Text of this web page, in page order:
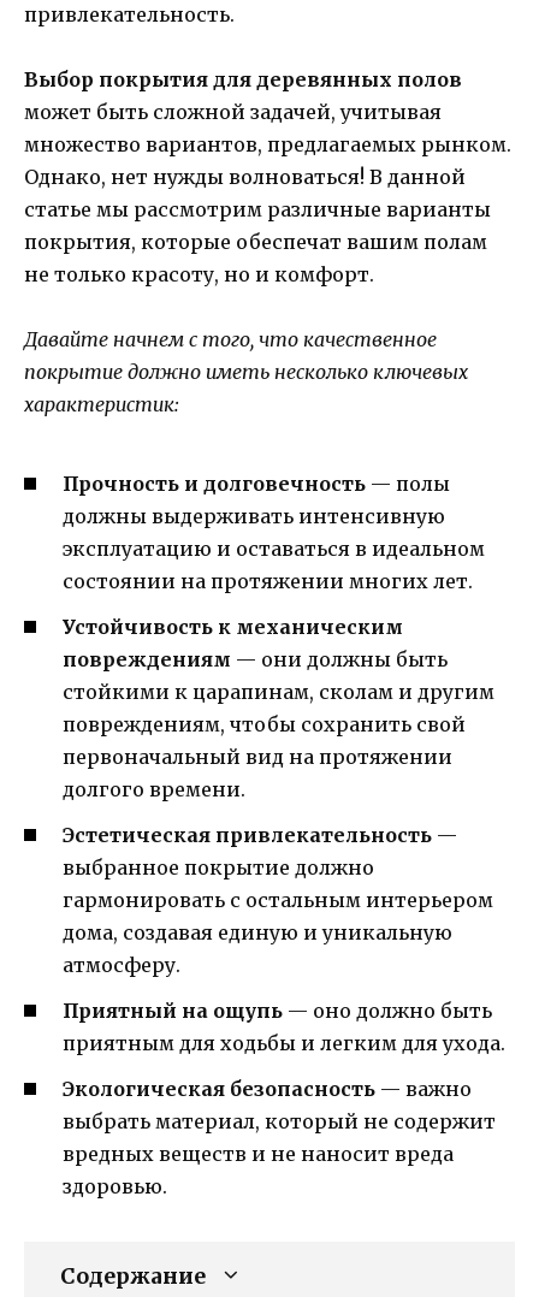
привлекательность.
Выбор покрытия для деревянных полов
может быть сложной задачей, учитывая
множество вариантов, предлагаемых рынком.
Однако, нет нужды волноваться! В данной
статье мы рассмотрим различные варианты
покрытия, которые обеспечат вашим полам
не только красоту, но и комфорт.
Давайте начнем с того, что качественное
покрытие должно иметь несколько ключевых
характеристик:
Прочность и долговечность — полы
должны выдерживать интенсивную
эксплуатацию и оставаться в идеальном
состоянии на протяжении многих лет.
Устойчивость к механическим
повреждениям — они должны быть
стойкими к царапинам, сколам и другим
повреждениям, чтобы сохранить свой
первоначальный вид на протяжении
долгого времени.
Эстетическая привлекательность —
выбранное покрытие должно
гармонировать с остальным интерьером
дома, создавая единую и уникальную
атмосферу.
Приятный на ощупь — оно должно быть
приятным для ходьбы и легким для ухода.
Экологическая безопасность — важно
выбрать материал, который не содержит
вредных веществ и не наносит вреда
здоровью.
Содержание